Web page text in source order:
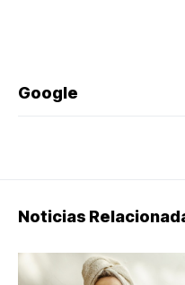
Google
Noticias